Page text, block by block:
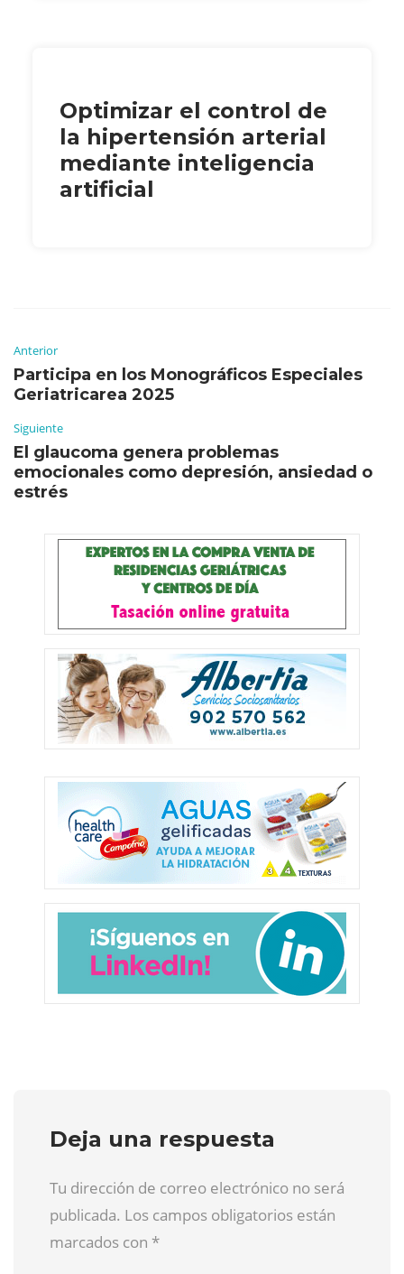
Optimizar el control de
la hipertensión arterial
mediante inteligencia
artificial
Anterior
Participa en los Monográficos Especiales
Geriatricarea 2025
Siguiente
El glaucoma genera problemas
emocionales como depresión, ansiedad o
estrés
Deja una respuesta
Tu dirección de correo electrónico no será
publicada. Los campos obligatorios están
marcados con *